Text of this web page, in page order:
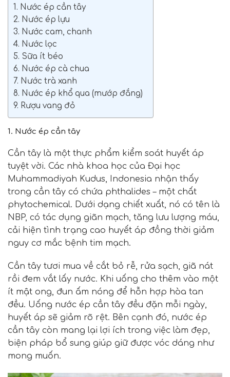
1. Nước ép cần tây
2. Nước ép lựu
3. Nước cam, chanh
4. Nước lọc
5. Sữa ít béo
6. Nước ép cà chua
7. Nước trà xanh
8. Nước ép khổ qua (mướp đắng)
9. Rượu vang đỏ
1. Nước ép cần tây
Cần tây là một thực phẩm kiểm soát huyết áp
tuyệt vời. Các nhà khoa học của Đại học
Muhammadiyah Kudus, Indonesia nhận thấy
trong cần tây có chứa phthalides – một chất
phytochemical. Dưới dạng chiết xuất, nó có tên là
NBP, có tác dụng giãn mạch, tăng lưu lượng máu,
cải hiện tình trạng cao huyết áp đồng thời giảm
nguy cơ mắc bệnh tim mạch.
Cần tây tươi mua về cắt bỏ rễ, rửa sạch, giã nát
rồi đem vắt lấy nước. Khi uống cho thêm vào một
ít mật ong, đun ấm nóng để hỗn hợp hòa tan
đều. Uống nước ép cần tây đều đặn mỗi ngày,
huyết áp sẽ giảm rõ rệt. Bên cạnh đó, nước ép
cần tây còn mang lại lợi ích trong việc làm đẹp,
biện pháp bổ sung giúp giữ được vóc dáng như
mong muốn.